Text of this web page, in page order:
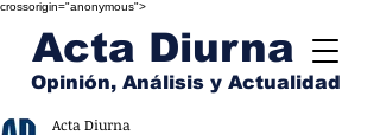
crossorigin="anonymous">
Acta Diurna
Opinión, Análisis y Actualidad
Acta Diurna